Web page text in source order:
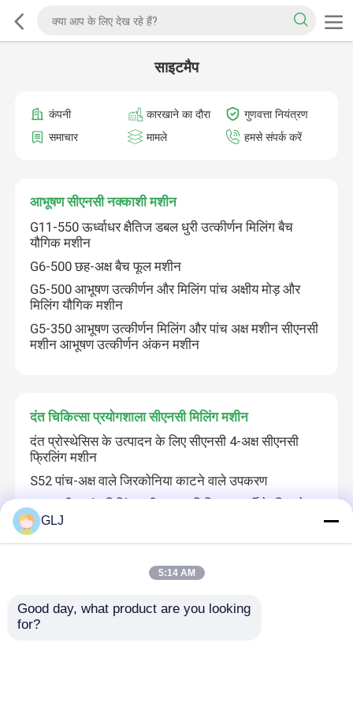
साइटमैप
कंपनी कारखाने का दौरा
गुणवत्ता नियंत्रण
समाचार
मामले हमसे संपर्क करें
आभूषण सीएनसी नक्काशी मशीन
G11-550 ऊर्ध्वाधर क्षैतिज डबल धुरी उत्कीर्णन मिलिंग बैच
यौगिक मशीन
G6-500 छह-अक्ष बैच फूल मशीन
G5-500 आभूषण उत्कीर्णन और मिलिंग पांच अक्षीय मोड़ और
मिलिंग यौगिक मशीन
G5-350 आभूषण उत्कीर्णन मिलिंग और पांच अक्ष मशीन सीएनसी
मशीन आभूषण उत्कीर्णन अंकन मशीन
दंत चिकित्सा प्रयोगशाला सीएनसी मिलिंग मशीन
दंत प्रोस्थेसिस के उत्पादन के लिए सीएनसी 4-अक्ष सीएनसी
फ्रिलिंग मशीन
S52 पांच-अक्ष वाले जिरकोनिया काटने वाले उपकरण
4-अक्ष गीला दंत मिलिंग मशीन S41 डिजिटल कुर्सी के किनारे
काटने उपकरण
पी 50 पांच अक्षीय सर्वव्यापी काटने की मशीन
औद्योगिक सीएनसी मशीन
GLJ
5:14 AM
Good day, what product are you looking
for?